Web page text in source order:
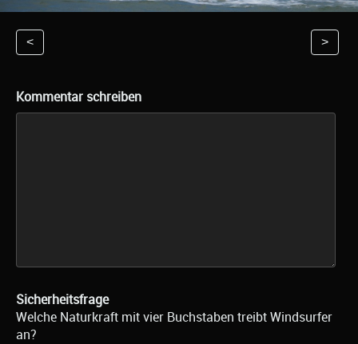
< >
Kommentar schreiben
Sicherheitsfrage
Welche Naturkraft mit vier Buchstaben treibt Windsurfer
an?